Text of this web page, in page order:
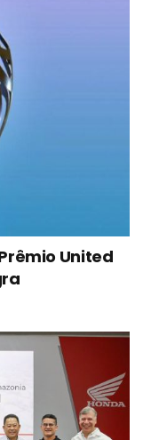
United